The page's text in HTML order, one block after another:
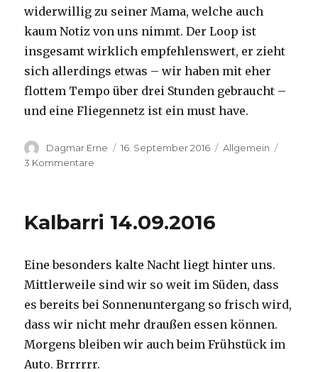
widerwillig zu seiner Mama, welche auch
kaum Notiz von uns nimmt. Der Loop ist
insgesamt wirklich empfehlenswert, er zieht
sich allerdings etwas – wir haben mit eher
flottem Tempo über drei Stunden gebraucht –
und eine Fliegennetz ist ein must have.
Autor
Dagmar Erne
Veröffentlicht
16. September 2016 Kategorien
Allgemein
3 Kommentare
Kalbarri 14.09.2016
Eine besonders kalte Nacht liegt hinter uns.
Mittlerweile sind wir so weit im Süden, dass
es bereits bei Sonnenuntergang so frisch wird,
dass wir nicht mehr draußen essen können.
Morgens bleiben wir auch beim Frühstück im
Auto. Brrrrrr.